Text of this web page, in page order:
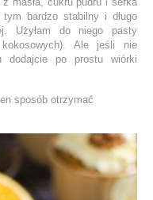
bardzo stabilny i długo
Użyłam do niego pasty
Ale jeśli nie
po prostu wiórki
sposób otrzymać